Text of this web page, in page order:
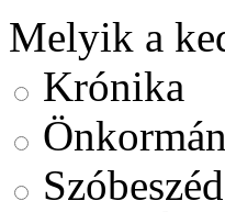
Melyik a
Krónika
Szóbeszéd